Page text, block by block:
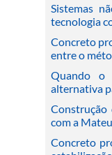
Sistemas
tecnologia
Concreto
entre o
Quando
alternativa
Construção
com a
Concreto